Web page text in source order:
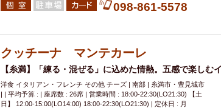
098-861-5578
クッチーナ マンテカーレ
【糸満】「練る・混ぜる」に込めた情熱。五感で楽しむ
洋食 イタリアン・フレンチ その他 チーズ | 南部 | 糸満市・豊見城市
| | 平均予算 : | 座席数 : 26席 | 営業時間 : 18:00-22:30(LO21:30) 【土
日】 12:00-15:00(LO14:00) 18:00-22:30(LO21:30) | 定休日 : 月